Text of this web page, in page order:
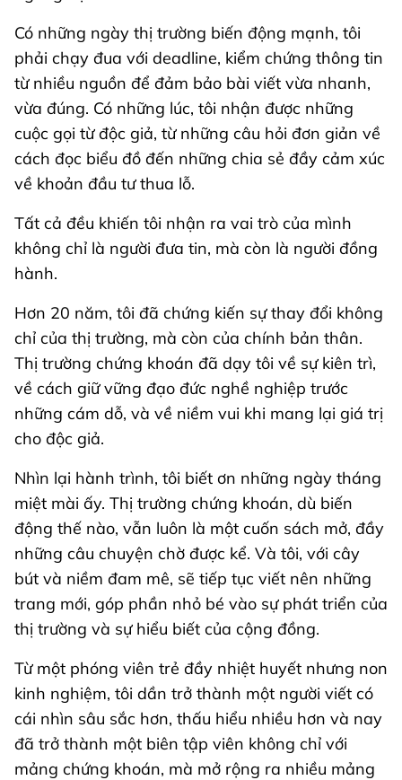
Có những ngày thị trường biến động mạnh, tôi
phải chạy đua với deadline, kiểm chứng thông tin
từ nhiều nguồn để đảm bảo bài viết vừa nhanh,
vừa đúng. Có những lúc, tôi nhận được những
cuộc gọi từ độc giả, từ những câu hỏi đơn giản về
cách đọc biểu đồ đến những chia sẻ đầy cảm xúc
về khoản đầu tư thua lỗ.
Tất cả đều khiến tôi nhận ra vai trò của mình
không chỉ là người đưa tin, mà còn là người đồng
hành.
Hơn 20 năm, tôi đã chứng kiến sự thay đổi không
chỉ của thị trường, mà còn của chính bản thân.
Thị trường chứng khoán đã dạy tôi về sự kiên trì,
về cách giữ vững đạo đức nghề nghiệp trước
những cám dỗ, và về niềm vui khi mang lại giá trị
cho độc giả.
Nhìn lại hành trình, tôi biết ơn những ngày tháng
miệt mài ấy. Thị trường chứng khoán, dù biến
động thế nào, vẫn luôn là một cuốn sách mở, đầy
những câu chuyện chờ được kể. Và tôi, với cây
bút và niềm đam mê, sẽ tiếp tục viết nên những
trang mới, góp phần nhỏ bé vào sự phát triển của
thị trường và sự hiểu biết của cộng đồng.
Từ một phóng viên trẻ đầy nhiệt huyết nhưng non
kinh nghiệm, tôi dần trở thành một người viết có
cái nhìn sâu sắc hơn, thấu hiểu nhiều hơn và nay
đã trở thành một biên tập viên không chỉ với
mảng chứng khoán, mà mở rộng ra nhiều mảng